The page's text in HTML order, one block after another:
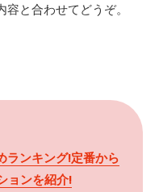
と合わせてどうぞ。
ランキング!定番から
ョンを紹介!